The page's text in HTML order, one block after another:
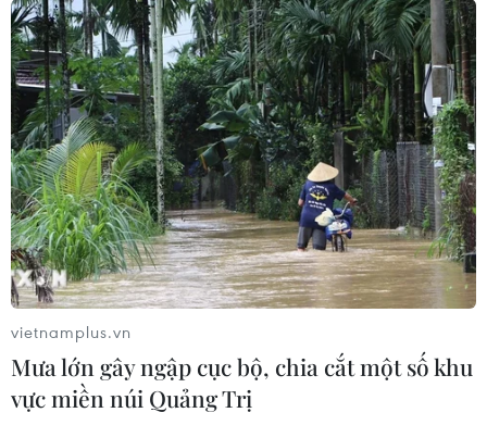
vietnamplus.vn
Mưa lớn gây ngập cục bộ, chia cắt một số khu
vực miền núi Quảng Trị